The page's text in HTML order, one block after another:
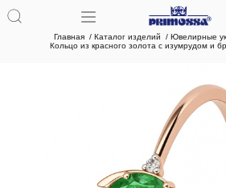
Главная Каталог изделий Ювелирные
Кольцо из красного золота с изумрудом и